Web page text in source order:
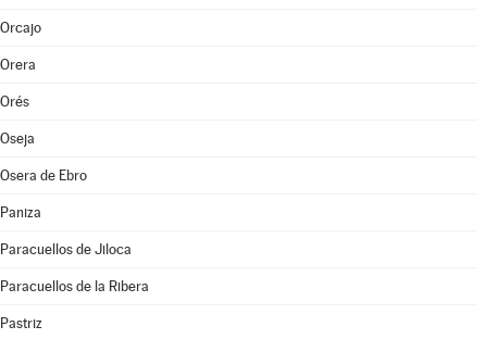
Orcajo
Orera
Orés
Oseja
Osera de Ebro
Paniza
Paracuellos de Jiloca
Paracuellos de la Ribera
Pastriz